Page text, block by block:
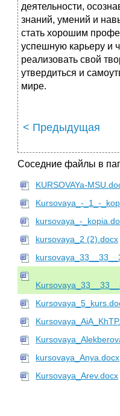
деятельности,
знаний, умений и
стать хорошим
успешную карьеру и
реализовать свой
утвердиться и
мире.
< Предыдущая
Соседние файлы в
KURSOVAYa-
Kursovaya_-_1_-
kursovaya_-
kursovaya_2 (2).docx
kursovaya_Anya.docx
Kursovaya_Arev.docx